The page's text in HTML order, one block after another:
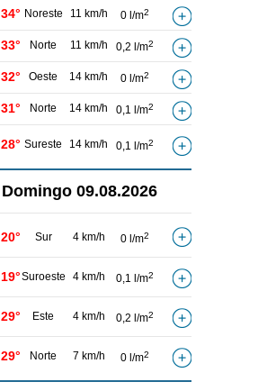
34° Noreste 11 km/h 0 l/m2
33° Norte 11 km/h 0,2 l/m2
32° Oeste 14 km/h 0 l/m2
31° Norte 14 km/h 0,1 l/m2
28° Sureste 14 km/h 0,1 l/m2
Domingo 09.08.2026
20° Sur 4 km/h 0 l/m2
19°Suroeste 4 km/h 0,1 l/m2
29° Este 4 km/h 0,2 l/m2
29° Norte 7 km/h 0 l/m2